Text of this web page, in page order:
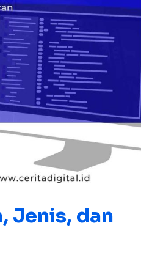
Jenis, dan